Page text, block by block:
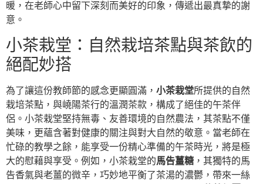
暖，在老師心中留下深刻而美好的印象，傳遞出最真摯的謝
意。
小茶栽堂：自然栽培茶點與茶飲的
絕配妙搭
為了讓這份教師節的感念更顯圓滿， 小茶栽堂所提供的自然
栽培茶點，與嶢陽茶行的溫潤茶款，構成了絕佳的午茶伴
侶。小茶栽堂堅持無毒、友善環境的自然農法，其茶點不僅
美味，更蘊含著對健康的關注與對大自然的敬意。當老師在
忙碌的教學之餘，能享受一份精心準備的午茶時光，將是極
大的慰藉與享受。例如，小茶栽堂的馬告薑糖 ，其獨特的馬
告香氣與老薑的微辛，巧妙地平衡了茶湯的濃鬱，帶來一絲